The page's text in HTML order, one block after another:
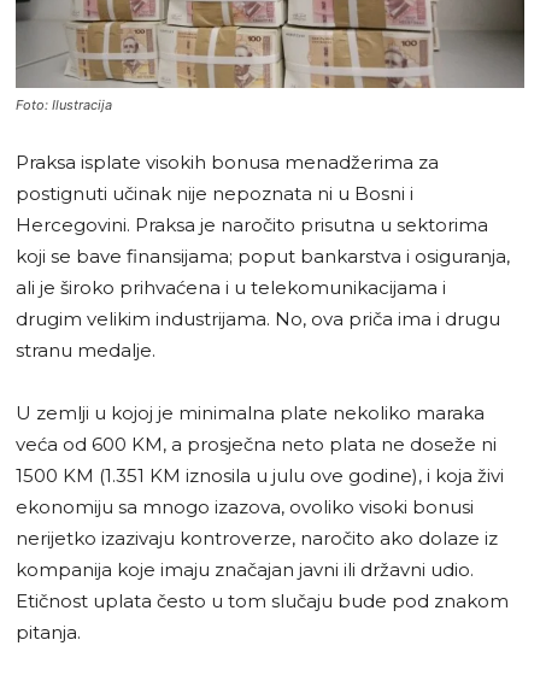
Foto: Ilustracija
Praksa isplate visokih bonusa menadžerima za
postignuti učinak nije nepoznata ni u Bosni i
Hercegovini. Praksa je naročito prisutna u sektorima
koji se bave finansijama; poput bankarstva i osiguranja,
ali je široko prihvaćena i u telekomunikacijama i
drugim velikim industrijama. No, ova priča ima i drugu
stranu medalje.
U zemlji u kojoj je minimalna plate nekoliko maraka
veća od 600 KM, a prosječna neto plata ne doseže ni
1500 KM (1.351 KM iznosila u julu ove godine), i koja živi
ekonomiju sa mnogo izazova, ovoliko visoki bonusi
nerijetko izazivaju kontroverze, naročito ako dolaze iz
kompanija koje imaju značajan javni ili državni udio.
Etičnost uplata često u tom slučaju bude pod znakom
pitanja.